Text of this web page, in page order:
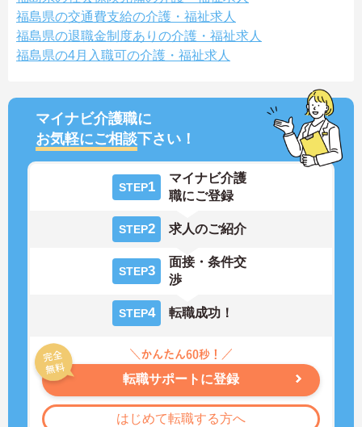
福島県の交通費支給の介護・福祉求人
福島県の退職金制度ありの介護・福祉求人
福島県の4月入職可の介護・福祉求人
マイナビ介護職に
お気軽にご相談下さい！
STEP1
マイナビ介護
職にご登録
STEP2 求人のご紹介
STEP3
面接・条件交
渉
STEP4 転職成功！
転職サポートに登録
はじめて転職する方へ